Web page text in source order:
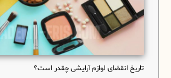
تاریخ انقضای لوازم آرایشی چقدر است؟